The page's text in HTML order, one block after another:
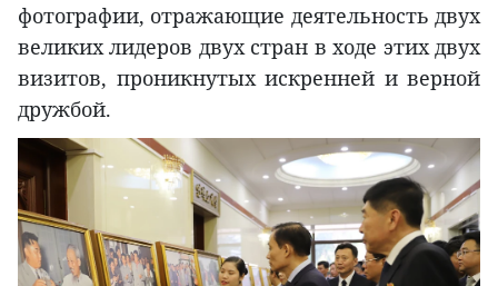
фотографии, отражающие деятельность двух
великих лидеров двух стран в ходе этих двух
визитов, проникнутых искренней и верной
дружбой.